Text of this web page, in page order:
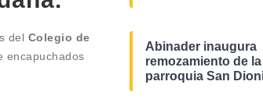
del Colegio de
encapuchados
Abinader inaugura
remozamiento de
parroquia San